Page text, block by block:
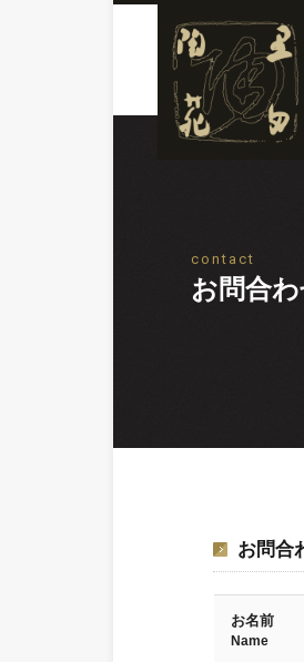
contact
お問合
お問合
お名前
Name